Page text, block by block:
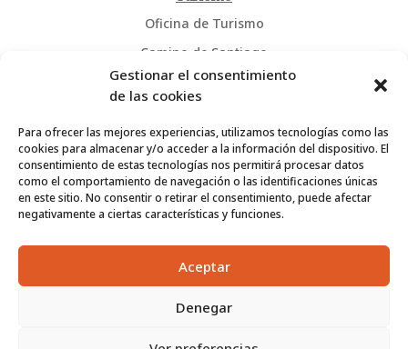
Gestionar el consentimiento
de las cookies
Para ofrecer las mejores experiencias, utilizamos tecnologías como las
cookies para almacenar y/o acceder a la información del dispositivo. El
consentimiento de estas tecnologías nos permitirá procesar datos
como el comportamiento de navegación o las identificaciones únicas
en este sitio. No consentir o retirar el consentimiento, puede afectar
negativamente a ciertas características y funciones.
Aceptar
Denegar
Oficina de Turismo
Camino de Santiago
Historia
Información
Ayuntamiento
Actualidad
Agenda